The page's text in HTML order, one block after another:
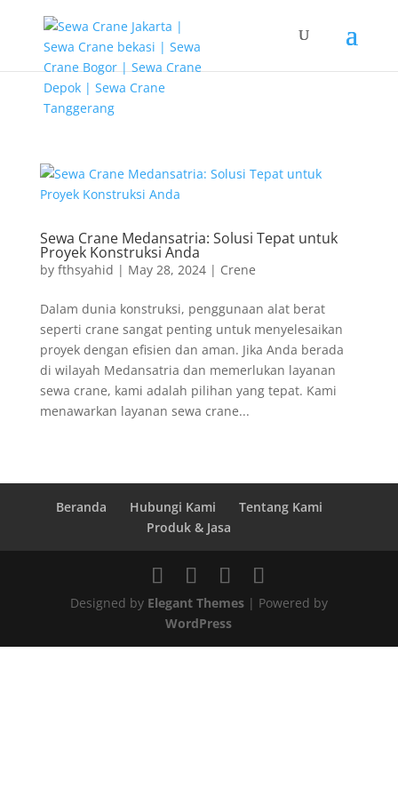
fb5nqmm2dfCcjnmPLe08LhMIU
Sewa Crane Medansatria: Solusi Tepat untuk
Proyek Konstruksi Anda
by fthsyahid | May 28, 2024| Crene
Dalam dunia konstruksi, penggunaan alat berat
seperti crane sangat penting untuk menyelesaikan
proyek dengan efisien dan aman. Jika Anda berada
di wilayah Medansatria dan memerlukan layanan
sewa crane, kami adalah pilihan yang tepat. Kami
menawarkan layanan sewa crane...
Beranda Hubungi Kami
Tentang Kami
Produk & Jasa
Designed by Elegant Themes| Powered by
WordPress